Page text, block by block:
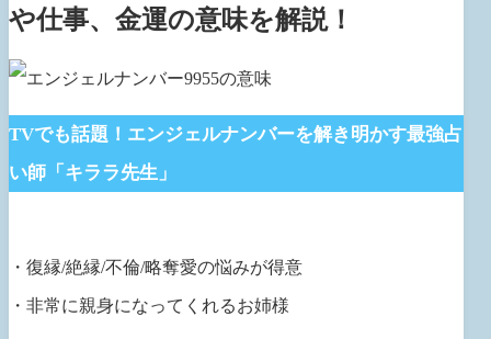
や仕事、金運の意味を解説！
TVでも話題！エンジェルナンバーを解き明かす最強占
い師「キララ先生」
・復縁/絶縁/不倫/略奪愛の悩みが得意
・非常に親身になってくれるお姉様